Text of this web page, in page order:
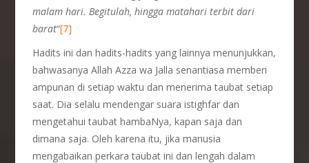
malam hari. Begitulah, hingga matahari terbit dari
barat“[7]
Hadits ini dan hadits-hadits yang lainnya menunjukkan,
bahwasanya Allah Azza wa Jalla senantiasa memberi
ampunan di setiap waktu dan menerima taubat setiap
saat. Dia selalu mendengar suara istighfar dan
mengetahui taubat hambaNya, kapan saja dan
dimana saja. Oleh karena itu, jika manusia
mengabaikan perkara taubat ini dan lengah dalam